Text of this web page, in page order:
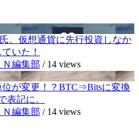
。仮想通貨に先行投資しなか
いた！
編集部 / 14 views
位が変更！？BTC⇒Bitsに変換
表記に。
編集部 / 14 views